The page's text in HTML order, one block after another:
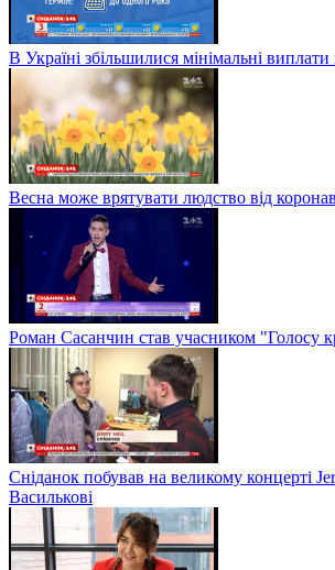
В Україні збільшилися мінімальні
Весна може врятувати людство від
Роман Сасанчин став учасником "Голосу
Сніданок побував на великому концерті
Василькові